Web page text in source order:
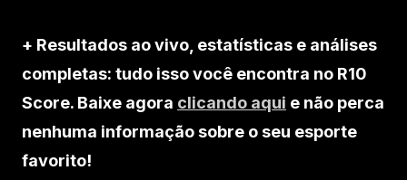
+ Resultados ao vivo, estatísticas e análises
completas: tudo isso você encontra no R10
Score. Baixe agora clicando aqui e não perca
nenhuma informação sobre o seu esporte
favorito!